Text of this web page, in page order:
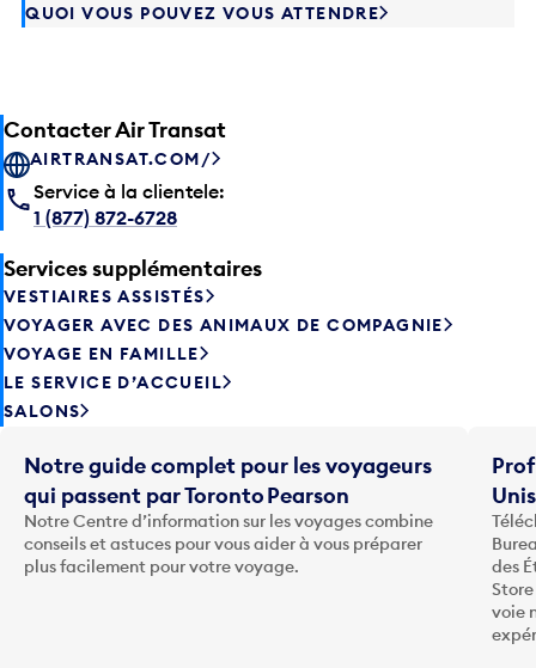
QUOI VOUS POUVEZ VOUS ATTENDRE
Contacter Air Transat
AIRTRANSAT.COM/
Service à la clientele:
1 (877) 872-6728
Services supplémentaires
VESTIAIRES ASSISTÉS
VOYAGER AVEC DES ANIMAUX DE COMPAGNIE
VOYAGE EN FAMILLE
LE SERVICE D’ACCUEIL
SALONS
Notre guide complet pour les voyageurs
qui passent par Toronto Pearson
Notre Centre d’information sur les voyages combine
conseils et astuces pour vous aider à vous préparer
plus facilement pour votre voyage.
des
voie